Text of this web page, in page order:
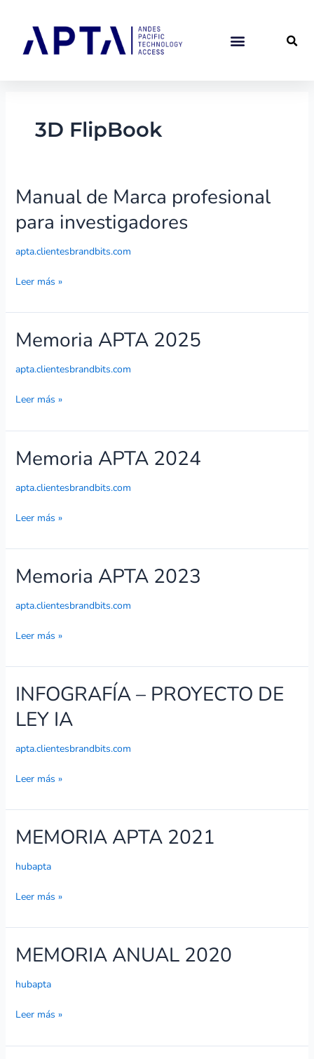
contenido
3D FlipBook
Manual de Marca profesional
para investigadores
apta.clientesbrandbits.com
Manual
de
Marca
para
Leer más »
Memoria APTA 2025
apta.clientesbrandbits.com
Memoria
APTA
2025
Leer más »
Memoria APTA 2024
apta.clientesbrandbits.com
Memoria
APTA
2024
Leer más »
Memoria APTA 2023
apta.clientesbrandbits.com
Memoria
APTA
2023
Leer más »
INFOGRAFÍA – PROYECTO DE
LEY IA
apta.clientesbrandbits.com
INFOGRAFÍA
–
PROYECTO
LEY
Leer más »
MEMORIA APTA 2021
hubapta
MEMORIA
APTA
2021
Leer más »
MEMORIA ANUAL 2020
hubapta
MEMORIA
ANUAL
2020
Leer más »